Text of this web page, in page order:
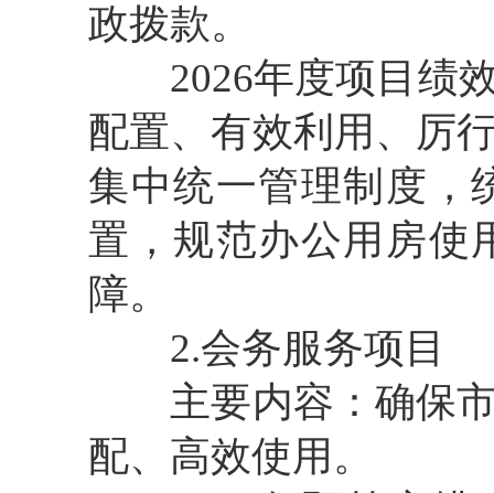
政拨款。
2026年度项目绩效
配置、有效利用、厉
集中统一管理制度，
置，规范办公用房使
障。
2.会务服务项目
主要内容：确保市
配、高效使用。